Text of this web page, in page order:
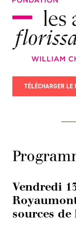
TÉLÉCHARGER LE
Vendredi
sources